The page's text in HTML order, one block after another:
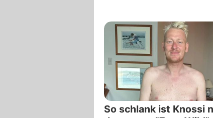
So schlank ist Knossi